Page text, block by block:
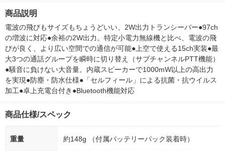
シ） オリジナル
オリジナル
商品説明
電波の飛びもサイズもちょうどいい、2W出力トランシーバー●97ch
の増波に対応●余裕の2W出力。特定小電力無線機と比べ、電波の飛
びが良く、より広い空間での通信が可能●上空で使える15ch実装●最
大3つの通話グループを瞬時に切り替え（サブチャンネルPTT機能）
●騒音に負けない大音量。内蔵スピーカーで1000mW以上の高出力
を実現●防塵・防水仕様●「セルフィール」による抗菌・抗ウイルス
加工●卓上充電台付き●Bluetooth機能対応
商品仕様/スペック
重量 約148g （付属バッテリーパック装着時）